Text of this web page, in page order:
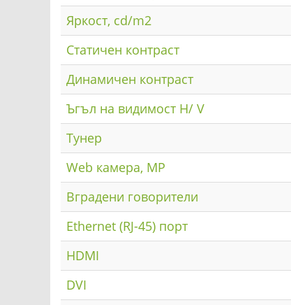
Яркост, cd/m2
Статичен контраст
Динамичен контраст
Ъгъл на видимост H/ V
Тунер
Web камера, MP
Вградени говорители
Ethernet (RJ-45) порт
HDMI
DVI